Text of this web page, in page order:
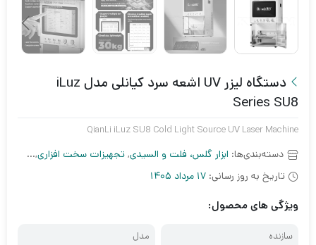
دستگاه لیزر UV اشعه سرد کیانلی مدل iLuz
Series SU8
​QianLi iLuz SU8 Cold Light Source UV Laser Machine
دسته‌بندی‌ها: ابزار گلس، فلت و السیدی, تجهیزات سخت افزاری, دستگاه
تاریخ به روز رسانی: 17 مرداد 1405
ویژگی های محصول:
سازنده
مدل